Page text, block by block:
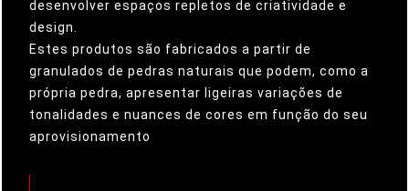
desenvolver espaços repletos de criatividade e
design.
Estes produtos são fabricados a partir de
granulados de pedras naturais que podem, como a
própria pedra, apresentar ligeiras variações de
tonalidades e nuances de cores em função do seu
aprovisionamento